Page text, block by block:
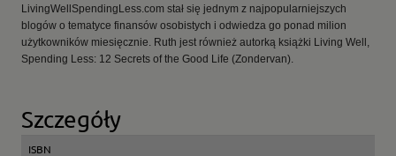
LivingWellSpendingLess.com stał się jednym z najpopularniejszych
blogów o tematyce finansów osobistych i odwiedza go ponad milion
użytkowników miesięcznie. Ruth jest również autorką książki Living Well,
Spending Less: 12 Secrets of the Good Life (Zondervan).
Szczegóły
ISBN